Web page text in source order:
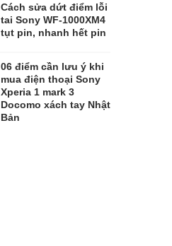
Cách sửa dứt điểm lỗi
tai Sony WF-1000XM4
tụt pin, nhanh hết pin
06 điểm cần lưu ý khi
mua điện thoại Sony
Xperia 1 mark 3
Docomo xách tay Nhật
Bản